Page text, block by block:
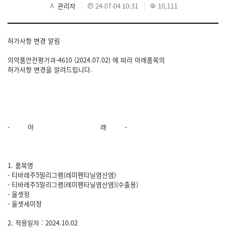
관리자 24-07-04 10:31 10,111
허가사항 변경 알림
의약품안전평가과-4610 (2024.07.02) 에 따라 아래품목의
허가사항 변경을 알려드립니다.
- 아 래 -
1. 품목명
- 티바레주5밀리그램(레미펜타닐염산염)
- 티바레주5밀리그램(레미펜타닐염산염)(수출용)
- 울셋정
- 울셋세미정
2. 적용일자 : 2024.10.02